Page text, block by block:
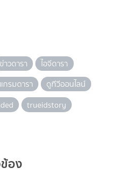
ข่าวดารา
ไอจีดารา
กรมดารา
ดูทีวีออนไลน์
trueidstory
อง